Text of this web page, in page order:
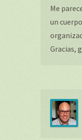
Me
un
Gracias,